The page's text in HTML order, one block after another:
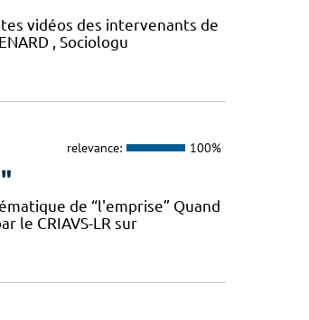
vidéos des intervenants de
, Sociologu
relevance: 100%
de “l'emprise” Quand
le CRIAVS-LR sur